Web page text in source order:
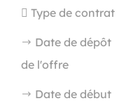
Type de contrat
Date de dépôt
de l'offre
Date de début